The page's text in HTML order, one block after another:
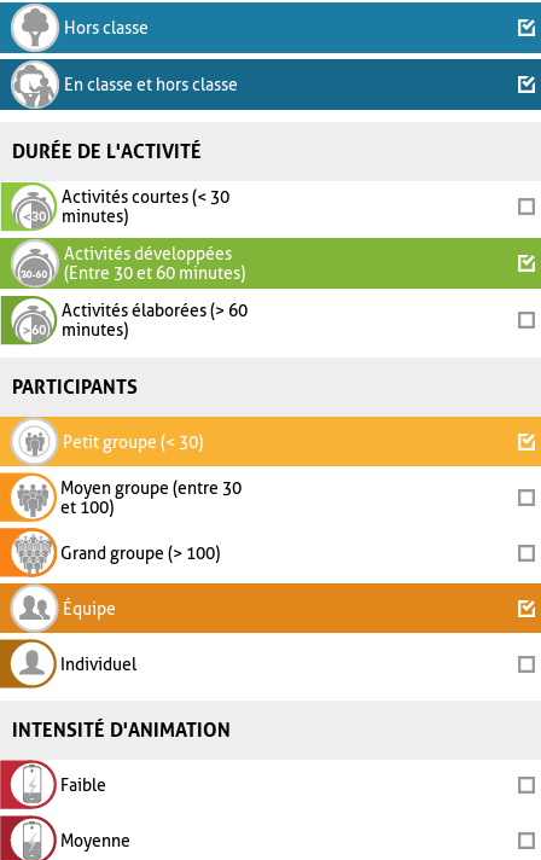
Hors classe
En classe et hors classe
DURÉE DE L'ACTIVITÉ
Activités courtes (< 30
minutes)
Activités développées
(Entre 30 et 60 minutes)
Activités élaborées (> 60
minutes)
PARTICIPANTS
Petit groupe (< 30)
Moyen groupe (entre 30
et 100)
Grand groupe (> 100)
Équipe
Individuel
INTENSITÉ D'ANIMATION
Faible
Moyenne